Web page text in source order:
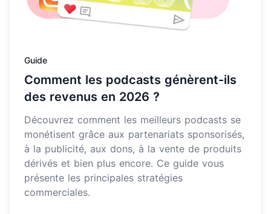
Guide
Comment les podcasts génèrent-ils
des revenus en 2026 ?
Découvrez comment les meilleurs podcasts se
monétisent grâce aux partenariats sponsorisés,
à la publicité, aux dons, à la vente de produits
dérivés et bien plus encore. Ce guide vous
présente les principales stratégies
commerciales.